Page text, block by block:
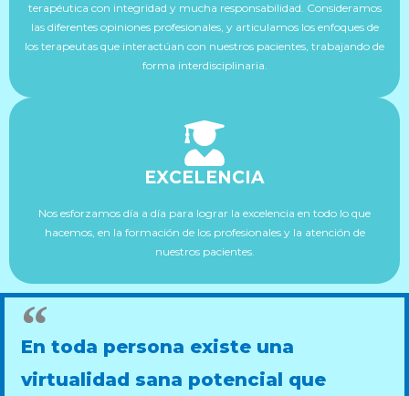
terapéutica con integridad y mucha responsabilidad. Consideramos
las diferentes opiniones profesionales, y articulamos los enfoques de
los terapeutas que interactúan con nuestros pacientes, trabajando de
forma interdisciplinaria.
EXCELENCIA
Nos esforzamos día a día para lograr la excelencia en todo lo que
hacemos, en la formación de los profesionales y la atención de
nuestros pacientes.
En toda persona existe una
virtualidad sana potencial que